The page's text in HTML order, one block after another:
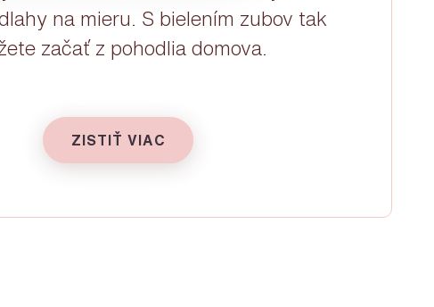
na mieru. S bielením zubov tak
začať z pohodlia domova.
ZISTIŤ VIAC